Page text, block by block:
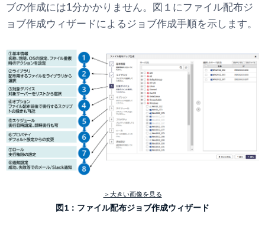
ブの作成には1分かかりません。図１にファイル配布ジ
ョブ作成ウィザードによるジョブ作成手順を示します。
＞大きい画像を見る
図1：ファイル配布ジョブ作成ウィザード